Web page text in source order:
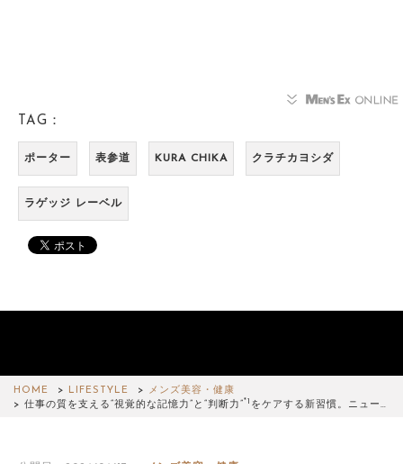
TAG：
ポーター 表参道 KURA CHIKA クラチカヨシダ
ラゲッジ レーベル
HOME LIFESTYLE
メンズ美容・健康
仕事の質を支える“視覚的な記憶力”と“判断力”*1 をケアする新習慣。ニュー…